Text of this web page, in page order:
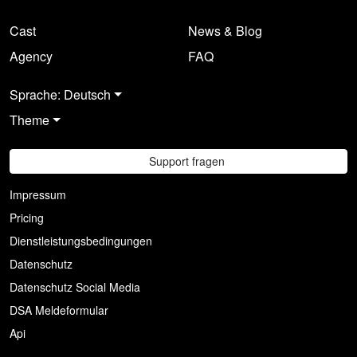
Cast
Agency
News & Blog
FAQ
Sprache: Deutsch
Theme
Support fragen
Impressum
Pricing
Dienstleistungsbedingungen
Datenschutz
Datenschutz Social Media
DSA Meldeformular
Api